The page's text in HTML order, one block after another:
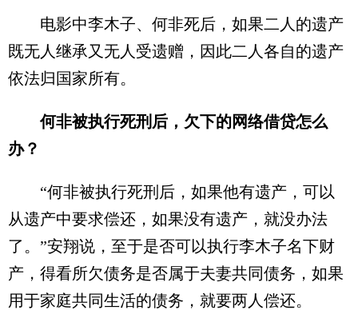
电影中李木子、何非死后，如果二人的遗产
既无人继承又无人受遗赠，因此二人各自的遗产
依法归国家所有。
何非被执行死刑后，欠下的网络借贷怎么
办？
“何非被执行死刑后，如果他有遗产，可以
从遗产中要求偿还，如果没有遗产，就没办法
了。”安翔说，至于是否可以执行李木子名下财
产，得看所欠债务是否属于夫妻共同债务，如果
用于家庭共同生活的债务，就要两人偿还。